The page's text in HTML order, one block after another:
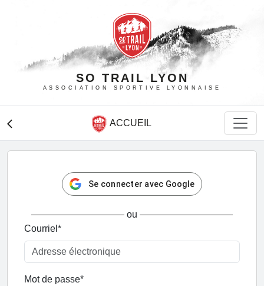
SO TRAIL LYON
ASSOCIATION SPORTIVE LYONNAISE
arrow_back_ios ACCUEIL
Se connecter avec Google
ou
Courriel *
Mot de passe*